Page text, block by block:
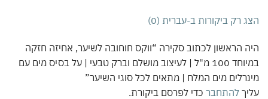
רק ביקורות ב-עברית (0)
הראשון לכתוב סקירה “ווקס חוחובה לשיער, אחיזה חזקה
במיוחד 100 מ"ל | לעיצוב מושלם וברק טבעי | על בסיס מים עם
מים המלח | מתאים לכל סוגי השיער”
להתחברכדי לפרסם ביקורת.